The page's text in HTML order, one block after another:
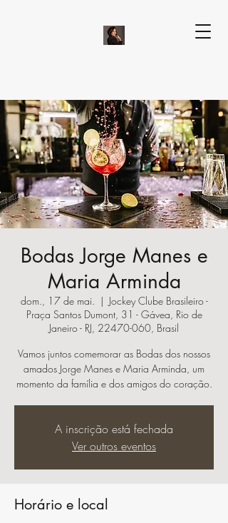
Bodas Jorge Manes e
Maria Arminda
dom., 17 de mai.
  |
Jockey Clube Brasileiro -
Praça Santos Dumont, 31 - Gávea, Rio de
Janeiro - RJ, 22470-060, Brasil
Vamos juntos comemorar as Bodas dos nossos
amados Jorge Manes e Maria Arminda, um
momento da família e dos amigos do coração.
A inscrição está fechada
Ver outros eventos
Horário e local